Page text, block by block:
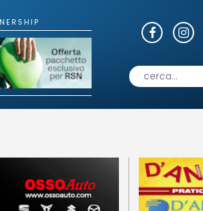
Fotogallery